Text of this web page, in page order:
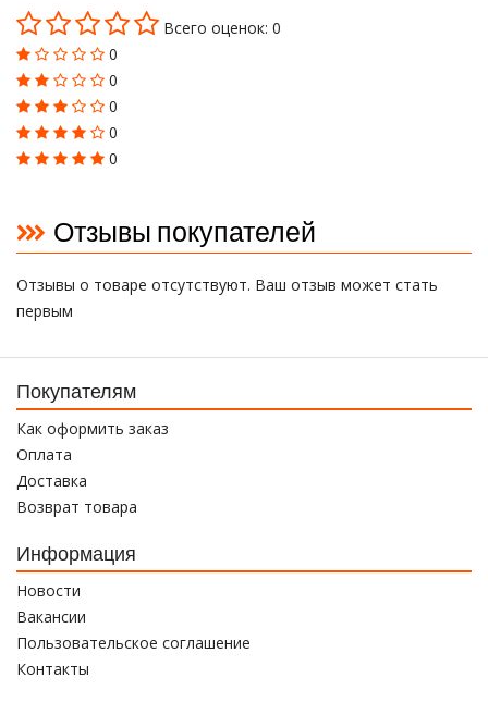
Всего оценок: 0
0
0
0
0
0
Отзывы покупателей
Отзывы о товаре отсутствуют. Ваш отзыв может стать
первым
Покупателям
Как оформить заказ
Оплата
Доставка
Возврат товара
Информация
Новости
Вакансии
Пользовательское соглашение
Контакты